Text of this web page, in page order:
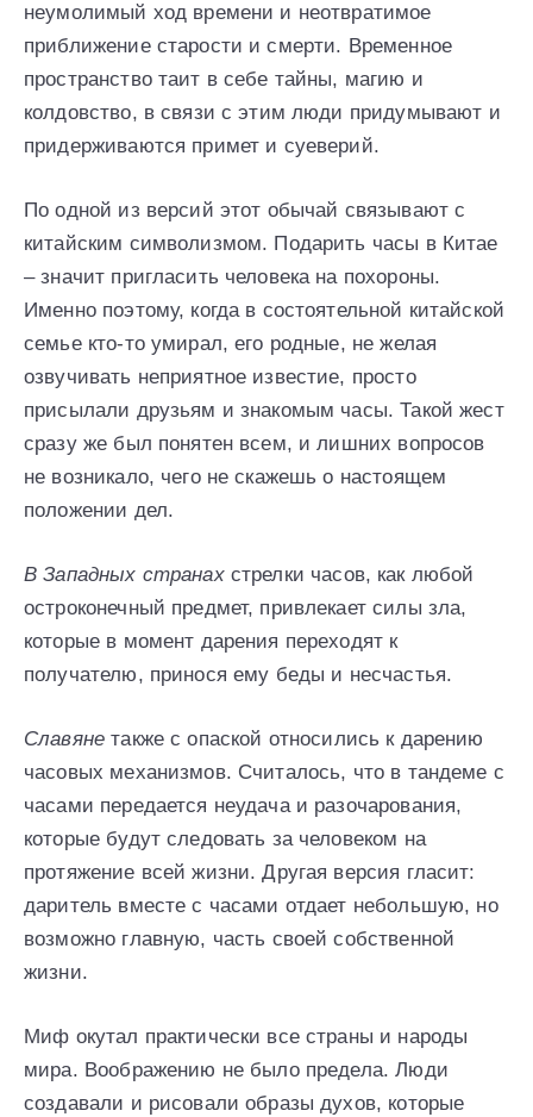
неумолимый ход времени и неотвратимое
приближение старости и смерти. Временное
пространство таит в себе тайны, магию и
колдовство, в связи с этим люди придумывают и
придерживаются примет и суеверий.
По одной из версий этот обычай связывают с
китайским символизмом. Подарить часы в Китае
– значит пригласить человека на похороны.
Именно поэтому, когда в состоятельной китайской
семье кто-то умирал, его родные, не желая
озвучивать неприятное известие, просто
присылали друзьям и знакомым часы. Такой жест
сразу же был понятен всем, и лишних вопросов
не возникало, чего не скажешь о настоящем
положении дел.
В Западных странахстрелки часов, как любой
остроконечный предмет, привлекает силы зла,
которые в момент дарения переходят к
получателю, принося ему беды и несчастья.
Славяне также с опаской относились к дарению
часовых механизмов. Считалось, что в тандеме с
часами передается неудача и разочарования,
которые будут следовать за человеком на
протяжение всей жизни. Другая версия гласит:
даритель вместе с часами отдает небольшую, но
возможно главную, часть своей собственной
жизни.
Миф окутал практически все страны и народы
мира. Воображению не было предела. Люди
создавали и рисовали образы духов, которые